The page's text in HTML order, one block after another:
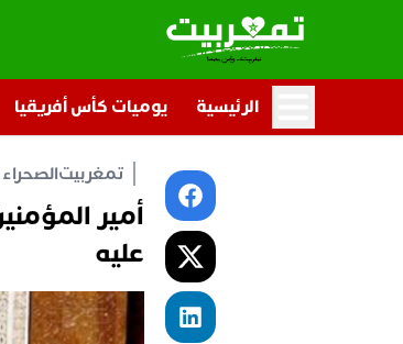
الرئيسية يوميات كأس أفريقيا
تمغربيت
أمير
عليه